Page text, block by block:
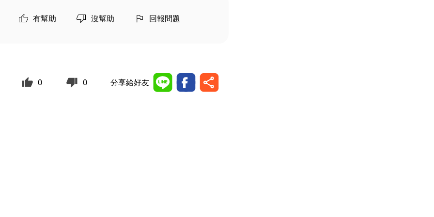
有幫助 沒幫助 回報問題
0 0 分享給好友